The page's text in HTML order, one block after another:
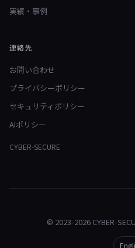
実績・事例
連絡先
お問い合わせ
プライバシーポリシー
セキュリティポリシー
AIポリシー
CYBER-SECURE
© 2023-2026 CYBER-